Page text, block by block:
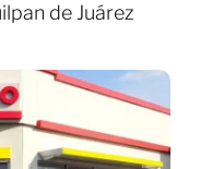
de Juárez